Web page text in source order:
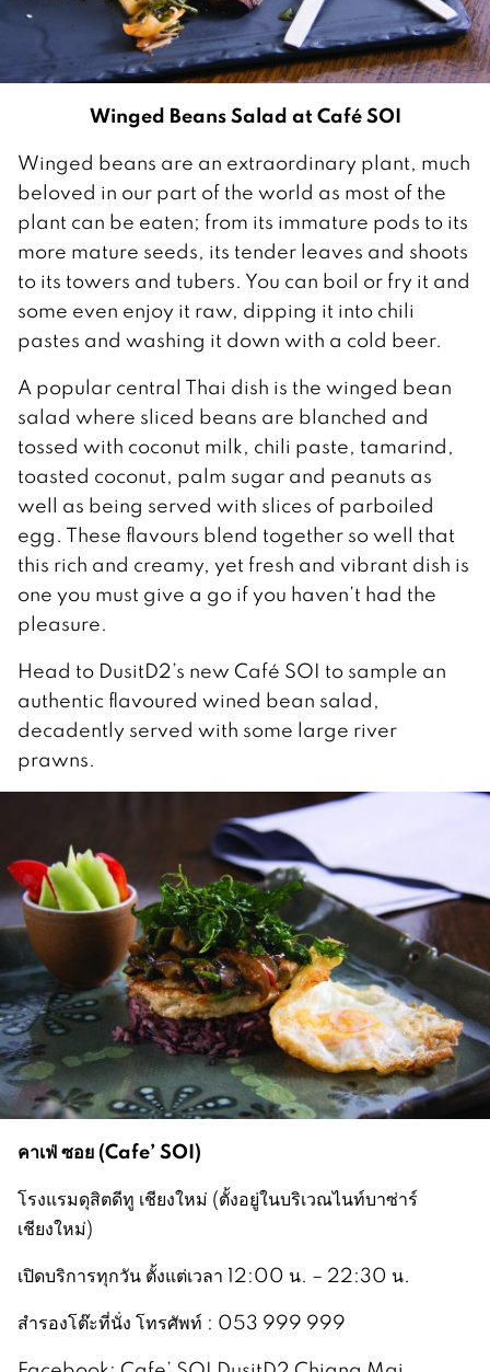
Winged Beans Salad at Café SOI
Winged beans are an extraordinary plant, much
beloved in our part of the world as most of the
plant can be eaten; from its immature pods to its
more mature seeds, its tender leaves and shoots
to its towers and tubers. You can boil or fry it and
some even enjoy it raw, dipping it into chili
pastes and washing it down with a cold beer.
A popular central Thai dish is the winged bean
salad where sliced beans are blanched and
tossed with coconut milk, chili paste, tamarind,
toasted coconut, palm sugar and peanuts as
well as being served with slices of parboiled
egg. These flavours blend together so well that
this rich and creamy, yet fresh and vibrant dish is
one you must give a go if you haven’t had the
pleasure.
Head to DusitD2’s new Café SOI to sample an
authentic flavoured wined bean salad,
decadently served with some large river
prawns.
คาเฟ่ ซอย (Cafe’ SOI)
โรงแรมดุสิตดีทู เชียงใหม่ (ตั้งอยู่ในบริเวณไนท์บาซ่าร์
เชียงใหม่)
เปิดบริการทุกวัน ตั้งแต่เวลา 12:00 น. – 22:30 น.
สำรองโต๊ะที่นั่ง โทรศัพท์ : 053 999 999